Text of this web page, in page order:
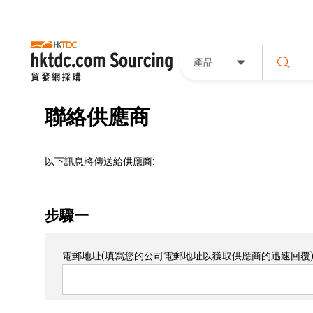
產品
聯絡供應商
以下訊息將傳送給供應商:
步驟一
電郵地址(填寫您的公司電郵地址以獲取供應商的迅速回覆)